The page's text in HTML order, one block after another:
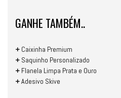
GANHE TAMBÉM..
+ Caixinha Premium
+ Saquinho Personalizado
+ Flanela Limpa Prata e Ouro
+Adesivo Skive